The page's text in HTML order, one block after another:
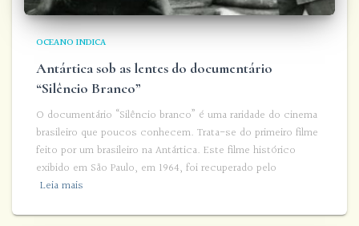
OCEANO INDICA
Antártica sob as lentes do documentário
“Silêncio Branco”
O documentário “Silêncio branco” é uma raridade do cinema
brasileiro que poucos conhecem. Trata-se do primeiro filme
feito por um brasileiro na Antártica. Este filme histórico
exibido em São Paulo, em 1964, foi recuperado pelo
Leia mais